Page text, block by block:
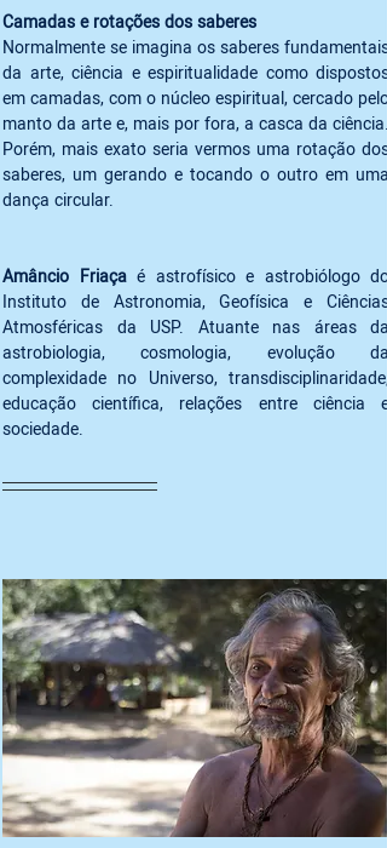
Normalmente se imagina os saberes fundamentais
da arte, ciência e espiritualidade como dispostos
em camadas, com o núcleo espiritual, cercado pelo
manto da arte e, mais por fora, a casca da ciência.
Porém, mais exato seria vermos uma rotação dos
saberes, um gerando e tocando o outro em uma
dança circular.
Amâncio Friaça é astrofísico e astrobiólogo do
Instituto de Astronomia, Geofísica e Ciências
Atmosféricas da USP. Atuante nas áreas da
astrobiologia, cosmologia, evolução da
complexidade no Universo, transdisciplinaridade,
educação científica, relações entre ciência e
sociedade.